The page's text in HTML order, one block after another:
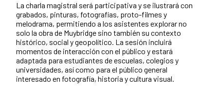
La charla magistral será participativa y se ilustrará con
grabados, pinturas, fotografías, proto-filmes y
melodrama, permitiendo a los asistentes explorar no
solo la obra de Muybridge sino también su contexto
histórico, social y geopolítico. La sesión incluirá
momentos de interacción con el público y estará
adaptada para estudiantes de escuelas, colegios y
universidades, así como para el público general
interesado en fotografía, historia y cultura visual.